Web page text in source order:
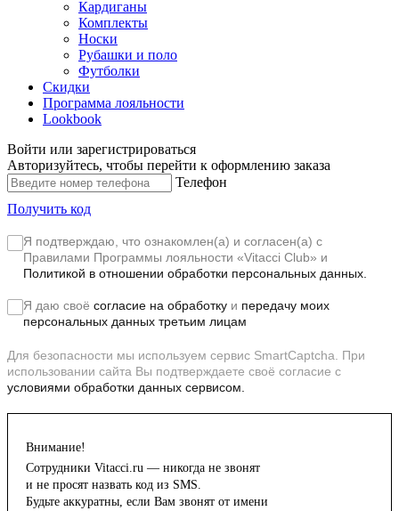
Кардиганы
Комплекты
Носки
Рубашки и поло
Футболки
Скидки
Программа лояльности
Lookbook
Войти или зарегистрироваться
Авторизуйтесь, чтобы перейти к оформлению заказа
Телефон
Получить код
Я подтверждаю, что ознакомлен(а) и согласен(а) с
Правилами Программы лояльности «Vitacci Club» и
Политикой в отношении обработки персональных данных.
Я даю своё согласие на обработку и передачу моих
персональных данных третьим лицам
Для безопасности мы используем сервис SmartCaptcha. При
использовании сайта Вы подтверждаете своё согласие с
условиями обработки данных сервисом.
Внимание!
Сотрудники Vitacci.ru — никогда не звонят
и не просят назвать код из SMS.
Будьте аккуратны, если Вам звонят от имени